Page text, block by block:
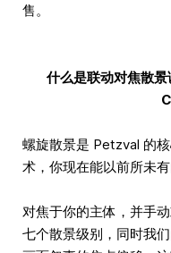
售。
什么是联动对焦散
螺旋散景是 Petzval 的
术，你现在能以前所未有
对焦于你的主体，并手
七个散景级别，同时我